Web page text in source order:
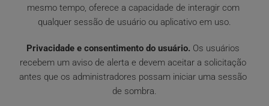
mesmo tempo, oferece a capacidade de interagir com
qualquer sessão de usuário ou aplicativo em uso.
Privacidade e consentimento do usuário. Os usuários
recebem um aviso de alerta e devem aceitar a solicitação
antes que os administradores possam iniciar uma sessão
de sombra.